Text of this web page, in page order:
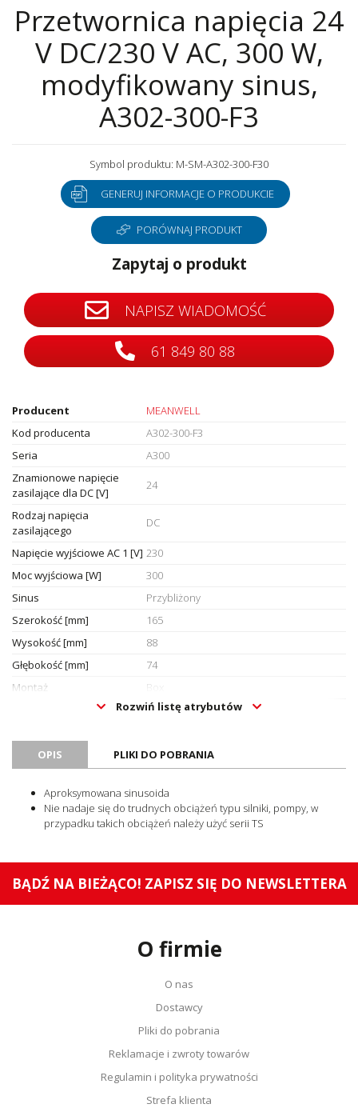
Przetwornica napięcia 24
V DC/230 V AC, 300 W,
modyfikowany sinus,
A302-300-F3
Symbol produktu: M-SM-A302-300-F30
GENERUJ INFORMACJE O PRODUKCIE
PORÓWNAJ PRODUKT
Zapytaj o produkt
NAPISZ WIADOMOŚĆ
61 849 80 88
Producent
MEANWELL
Kod producenta
A302-300-F3
Seria
A300
Znamionowe napięcie
zasilające dla DC [V]
24
Rodzaj napięcia
zasilającego
DC
Napięcie wyjściowe AC 1 [V] 230
Moc wyjściowa [W]
300
Sinus
Przybliżony
Szerokość [mm]
165
Wysokość [mm]
88
Głębokość [mm]
74
Montaż
Box
Tak
Certyfikat ATEX
Nie
Jednostka sprzedażowa
Sztuki
Rozwiń listę atrybutów
OPIS PLIKI DO POBRANIA
Aproksymowana sinusoida
Nie nadaje się do trudnych obciążeń typu silniki, pompy, w
przypadku takich obciążeń należy użyć serii TS
BĄDŹ NA BIEŻĄCO! ZAPISZ SIĘ DO NEWSLETTERA
O firmie
O nas
Dostawcy
Pliki do pobrania
Reklamacje i zwroty towarów
Regulamin i polityka prywatności
Strefa klienta